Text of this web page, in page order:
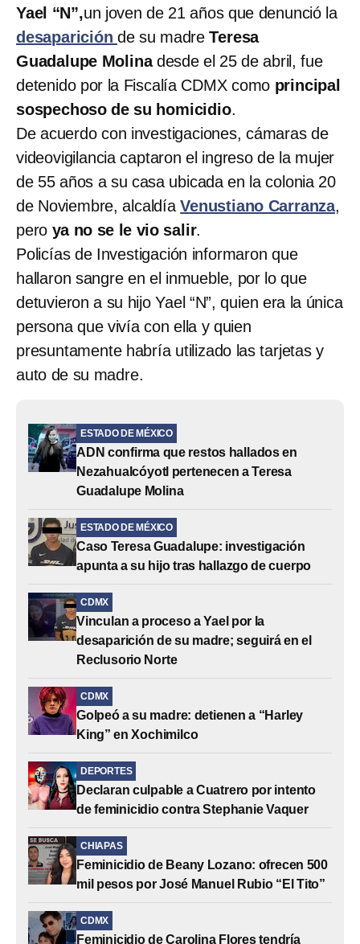
Yael “N”,un joven de 21 años que denunció la
desaparición de su madre Teresa
Guadalupe Molinadesde el 25 de abril, fue
detenido por la Fiscalía CDMX como principal
sospechoso de su homicidio.
De acuerdo con investigaciones, cámaras de
videovigilancia captaron el ingreso de la mujer
de 55 años a su casa ubicada en la colonia 20
de Noviembre, alcaldíaVenustiano Carranza,
pero ya no se le vio salir.
Policías de Investigación informaron que
hallaron sangre en el inmueble, por lo que
detuvieron a su hijo Yael “N”, quien era la única
persona que vivía con ella y quien
presuntamente habría utilizado las tarjetas y
auto de su madre.
ESTADO DE MÉXICO
ADN confirma que restos hallados en
Nezahualcóyotl pertenecen a Teresa
Guadalupe Molina
ESTADO DE MÉXICO
Caso Teresa Guadalupe: investigación
apunta a su hijo tras hallazgo de cuerpo
CDMX
Vinculan a proceso a Yael por la
desaparición de su madre; seguirá en el
Reclusorio Norte
CDMX
Golpeó a su madre: detienen a “Harley
King” en Xochimilco
DEPORTES
Declaran culpable a Cuatrero por intento
de feminicidio contra Stephanie Vaquer
CHIAPAS
Feminicidio de Beany Lozano: ofrecen 500
mil pesos por José Manuel Rubio “El Tito”
CDMX
Feminicidio de Carolina Flores tendría